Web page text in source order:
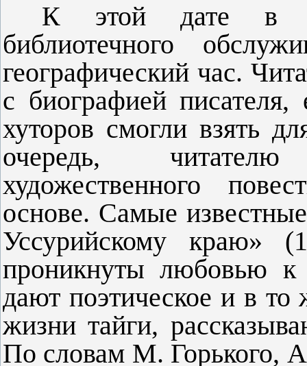
К этой дате в
библиотечного
географический час.
с биографией
хуторов смогли взять
очередь,
художественного
основе. Самые
Уссурийскому краю»
проникнуты любовью к
дают поэтическое и в то
жизни тайги,
По словам М. Горького,